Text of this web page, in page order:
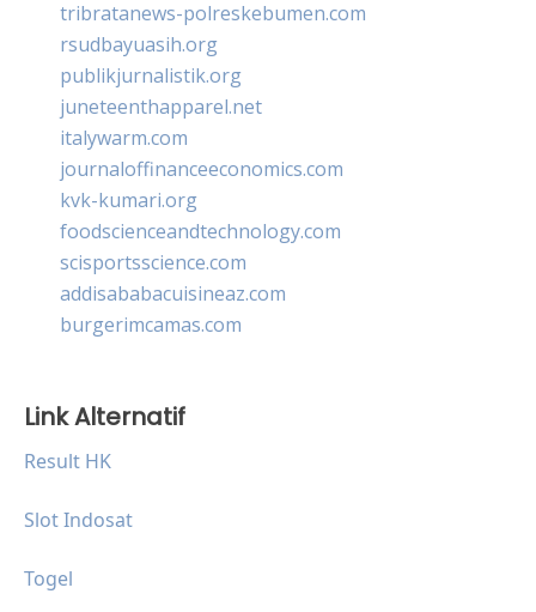
tribratanews-polreskebumen.com
rsudbayuasih.org
publikjurnalistik.org
juneteenthapparel.net
italywarm.com
journaloffinanceeconomics.com
kvk-kumari.org
foodscienceandtechnology.com
scisportsscience.com
addisababacuisineaz.com
burgerimcamas.com
Link Alternatif
Result HK
Slot Indosat
Togel